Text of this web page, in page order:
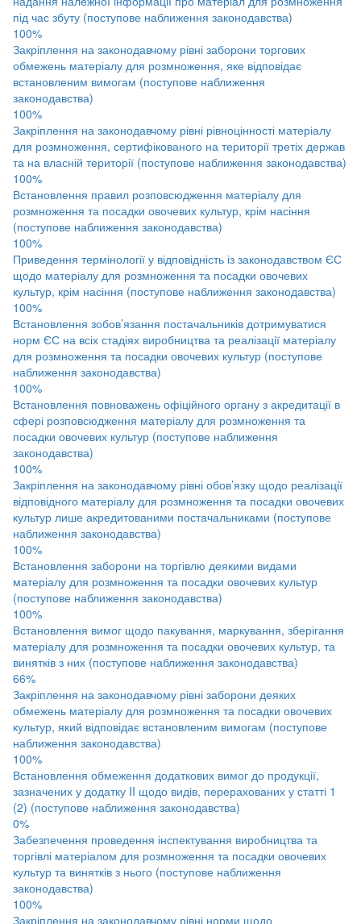
під час збуту (поступове наближення законодавства)
100%
Закріплення на законодавчому рівні заборони торгових
обмежень матеріалу для розмноження, яке відповідає
встановленим вимогам (поступове наближення
законодавства)
100%
Закріплення на законодавчому рівні рівноцінності матеріалу
для розмноження, сертифікованого на території третіх держав
та на власній території (поступове наближення законодавства)
100%
Встановлення правил розповсюдження матеріалу для
розмноження та посадки овочевих культур, крім насіння
(поступове наближення законодавства)
100%
Приведення термінології у відповідність із законодавством ЄС
щодо матеріалу для розмноження та посадки овочевих
культур, крім насіння (поступове наближення законодавства)
100%
Встановлення зобов’язання постачальників дотримуватися
норм ЄС на всіх стадіях виробництва та реалізації матеріалу
для розмноження та посадки овочевих культур (поступове
наближення законодавства)
100%
Встановлення повноважень офіційного органу з акредитації в
сфері розповсюдження матеріалу для розмноження та
посадки овочевих культур (поступове наближення
законодавства)
100%
Закріплення на законодавчому рівні обов’язку щодо реалізації
відповідного матеріалу для розмноження та посадки овочевих
культур лише акредитованими постачальниками (поступове
наближення законодавства)
100%
Встановлення заборони на торгівлю деякими видами
матеріалу для розмноження та посадки овочевих культур
(поступове наближення законодавства)
100%
Встановлення вимог щодо пакування, маркування, зберігання
матеріалу для розмноження та посадки овочевих культур, та
винятків з них (поступове наближення законодавства)
66%
Закріплення на законодавчому рівні заборони деяких
обмежень матеріалу для розмноження та посадки овочевих
культур, який відповідає встановленим вимогам (поступове
наближення законодавства)
100%
Встановлення обмеження додаткових вимог до продукції,
зазначених у додатку II щодо видів, перерахованих у статті 1
(2) (поступове наближення законодавства)
0%
Забезпечення проведення інспектування виробництва та
торгівлі матеріалом для розмноження та посадки овочевих
культур та винятків з нього (поступове наближення
законодавства)
100%
Закріплення на законодавчому рівні норми щодо